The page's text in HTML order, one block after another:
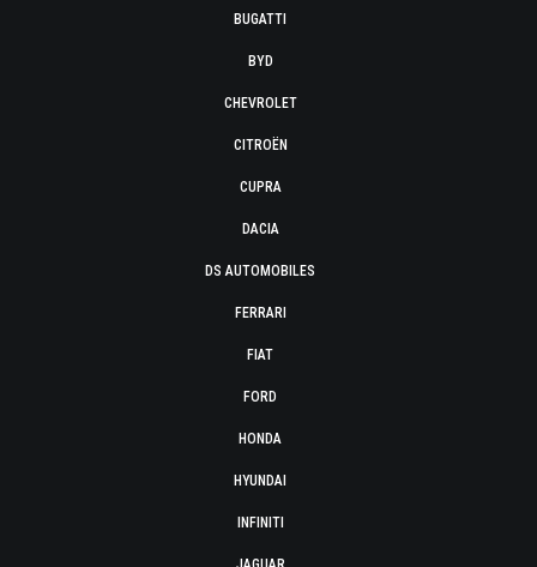
BUGATTI
BYD
CHEVROLET
CITROËN
CUPRA
DACIA
DS AUTOMOBILES
FERRARI
FIAT
FORD
HONDA
HYUNDAI
INFINITI